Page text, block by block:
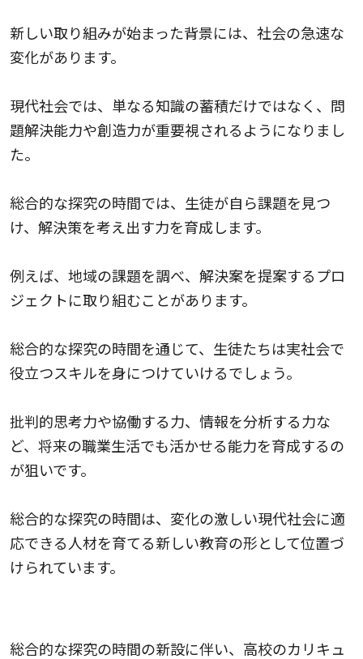
新しい取り組みが始まった背景には、社会の急速な
変化があります。
現代社会では、単なる知識の蓄積だけではなく、問
題解決能力や創造力が重要視されるようになりまし
た。
総合的な探究の時間では、生徒が自ら課題を見つ
け、解決策を考え出す力を育成します。
例えば、地域の課題を調べ、解決案を提案するプロ
ジェクトに取り組むことがあります。
総合的な探究の時間を通じて、生徒たちは実社会で
役立つスキルを身につけていけるでしょう。
批判的思考力や協働する力、情報を分析する力な
ど、将来の職業生活でも活かせる能力を育成するの
が狙いです。
総合的な探究の時間は、変化の激しい現代社会に適
応できる人材を育てる新しい教育の形として位置づ
けられています。
総合的な探究の時間の新設に伴い、高校のカリキュ